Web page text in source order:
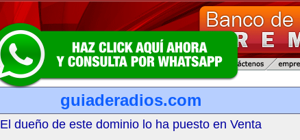
guiaderadios.com
El dueño de este dominio lo ha puesto en Venta